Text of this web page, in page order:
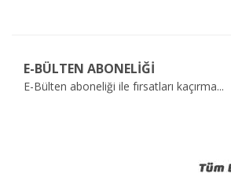
E-BÜLTEN ABONELİĞİ
E-Bülten aboneliği ile fırsatları kaçırma...